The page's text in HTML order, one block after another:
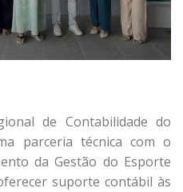
de Contabilidade do
parceria técnica com o
da Gestão do Esporte
suporte contábil às